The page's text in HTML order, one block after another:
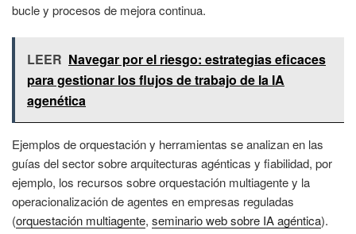
bucle y procesos de mejora continua.
LEER Navegar por el riesgo: estrategias eficaces
para gestionar los flujos de trabajo de la IA
agenética
Ejemplos de orquestación y herramientas se analizan en las
guías del sector sobre arquitecturas agénticas y fiabilidad, por
ejemplo, los recursos sobre orquestación multiagente y la
operacionalización de agentes en empresas reguladas
(orquestación multiagente, seminario web sobre IA agéntica).